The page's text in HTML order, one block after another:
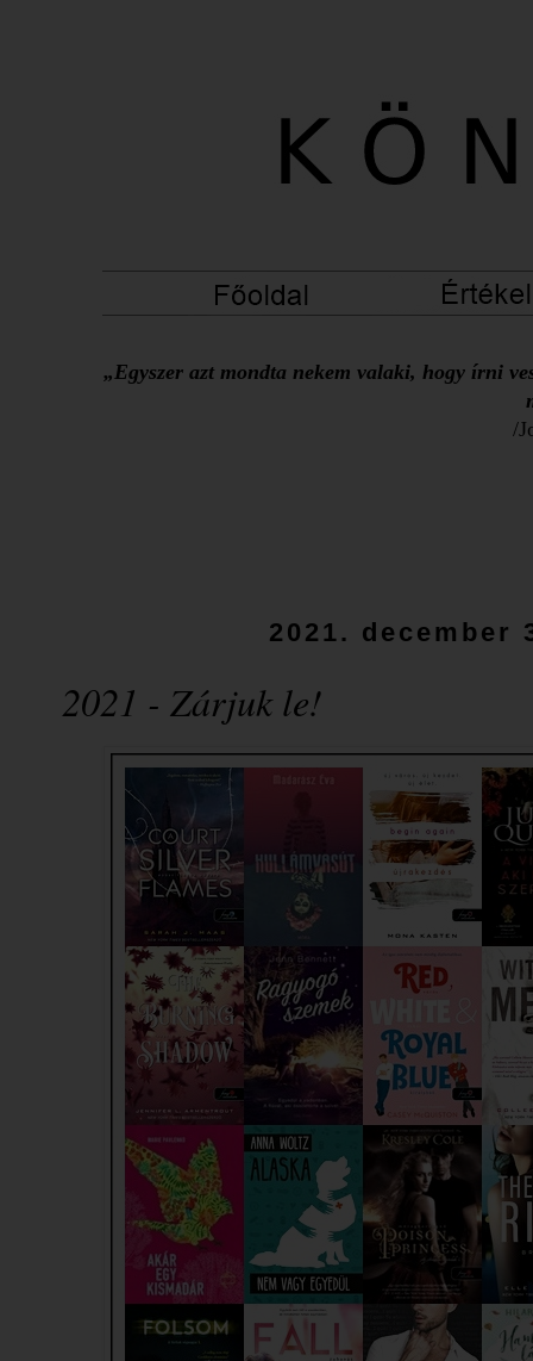
„Egyszer azt mondta nekem valaki, hogy írni
/
2021. december
2021 - Zárjuk le!